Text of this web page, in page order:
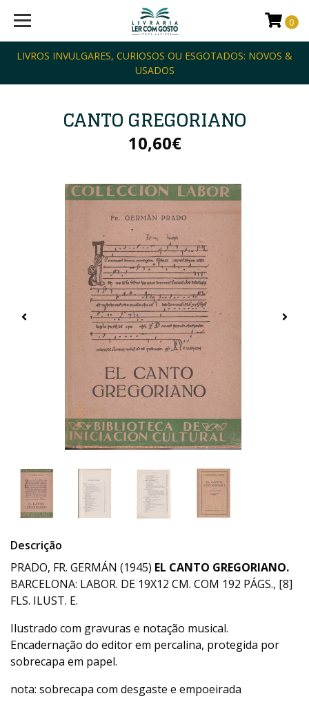
LIVROS INVULGARES, CURIOSOS OU ESGOTADOS: NOVOS &
USADOS
0
CANTO GREGORIANO
10,60€
Descrição
PRADO, FR. GERMÁN (1945) EL CANTO GREGORIANO.
BARCELONA: LABOR. DE 19X12 CM. COM 192 PÁGS., [8]
FLS. ILUST. E.
Ilustrado com gravuras e notação musical.
Encadernação do editor em percalina, protegida por
sobrecapa em papel.
nota: sobrecapa com desgaste e empoeirada